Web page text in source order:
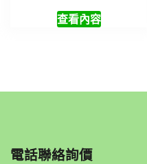
查看內容
電話聯絡詢價